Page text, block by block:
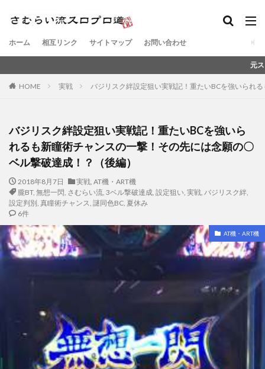
ホーム 相互リンク サイトマップ お問い合わせ
元スロットメーカ
HOME 実戦 バジリスク絆設定狙い実戦記！重たいBCを強いられ
バジリスク絆設定狙い実戦記！重たいBCを強いら
れるも新瞳術チャンスの一撃！その先には念願の〇
ベル撃破達成！？（後編）
2018年8月7日 実戦, AT機・ART機
朧BT, 無想一閃, さむらい流, 3ベル撃破達成, 設定狙い, 実戦, バジリスク絆,
設定判別, 真瞳術チャンス, 謎同色BC, 夏休み
6件
AT機・ART機